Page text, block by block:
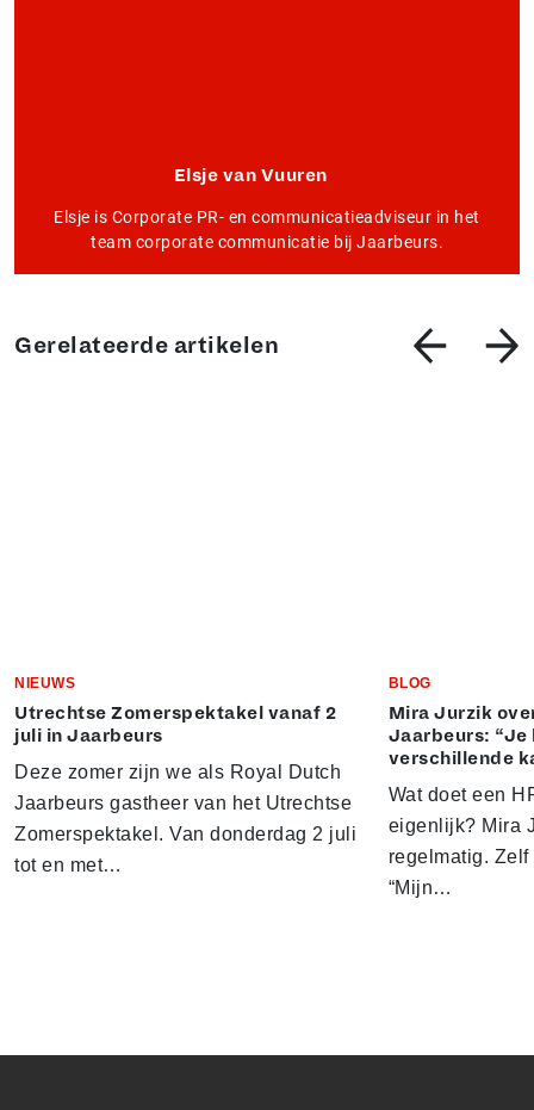
Elsje van Vuuren
Elsje is Corporate PR- en communicatieadviseur in het
team corporate communicatie bij Jaarbeurs.
Gerelateerde artikelen
NIEUWS
Utrechtse Zomerspektakel vanaf 2
juli in Jaarbeurs
Deze zomer zijn we als Royal Dutch
Jaarbeurs gastheer van het Utrechtse
Zomerspektakel. Van donderdag 2 juli
tot en met…
BLOG
Mira Jurzik
Jaarbeurs: “Je
verschillende
Wat doet een
eigenlijk? Mira
regelmatig.
“Mijn…